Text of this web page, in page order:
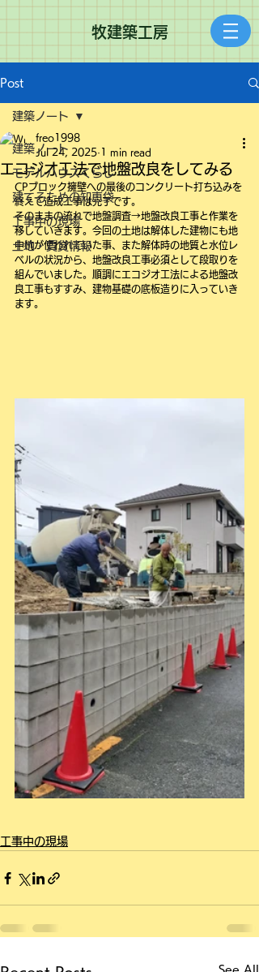
​牧建築工房
Post
建築ノート
モデルハウスくらし
建てるための知恵袋
工事中の現場
土地・賃貸情報
建築ノート
エコジオ工法で地盤改良をしてみる
freo1998
Jul 24, 2025 1 min read
CPブロック擁壁への最後のコンクリート打ち込みを
終えて造成工事は完了です。
そのままの流れで地盤調査→地盤改良工事と作業を
移していきます。今回の土地は解体した建物にも地
中杭が使われていた事、また解体時の地質と水位レ
ベルの状況から、地盤改良工事必須として段取りを
組んでいました。順調にエコジオ工法による地盤改
良工事もすすみ、建物基礎の底板造りに入っていき
ます。
工事中の現場
See All